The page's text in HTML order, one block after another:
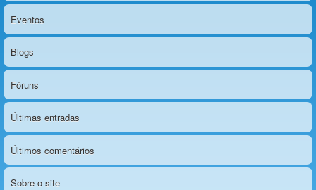
Eventos
Blogs
Fóruns
Últimas entradas
Últimos comentários
Sobre o site